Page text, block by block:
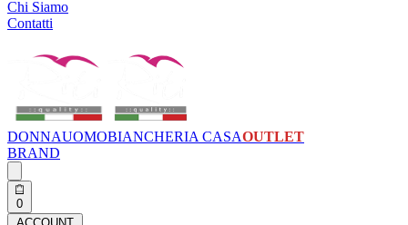
Chi Siamo
Contatti
DONNAUOMOBIANCHERIA CASAOUTLET
BRAND
Search
open
0Open
cart
ACCOUNT